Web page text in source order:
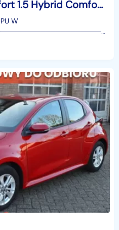
Toyota Yaris IV Comfort 1.5 Hybrid Comfort 1.5 Hybrid 116KM | Tempomat adaptacyjny!
W